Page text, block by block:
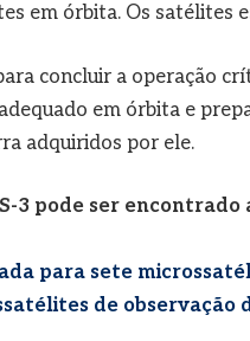
em órbita. Os satélites
concluir a operação
em órbita e
adquiridos por ele.
3 pode ser encontrado
para sete
de observação